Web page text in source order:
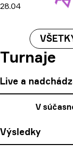
28.04
Turnaje
Live a
V
Výsledky